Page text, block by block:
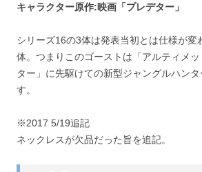
キャラクター原作:映画「プレデター」
シリーズ16の3体は発表当初とは仕様が変
体。つまりこのゴーストは「アルティメ
ター」に先駆けての新型ジャングルハン
す。
※2017 5/19追記
ネックレスが欠品だった旨を追記。